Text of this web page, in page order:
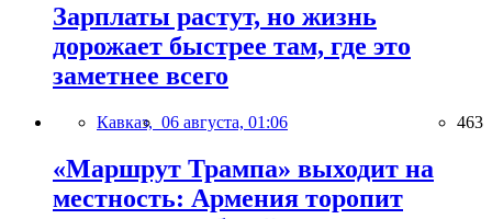
Зарплаты растут, но жизнь
дорожает быстрее там, где это
заметнее всего
Кавказ, 06 августа, 01:06 463
«Маршрут Трампа» выходит на
местность: Армения торопит